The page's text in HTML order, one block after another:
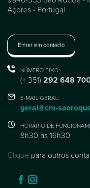
Açores - Portugal
Entrar em contacto
NÚMERO FIXO:
(+ 351) 292 648
E-MAIL GERAL:
geral@cm-
HORÁRIO DE
8h30 às 16h30
Clique para outros